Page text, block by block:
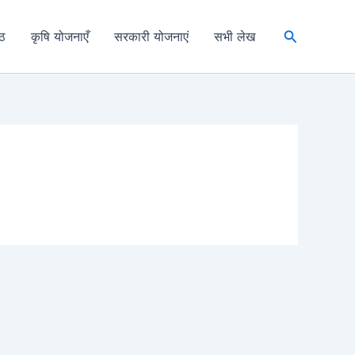
कृषि योजनाएँ सरकारी योजनाएं सभी लेख Search